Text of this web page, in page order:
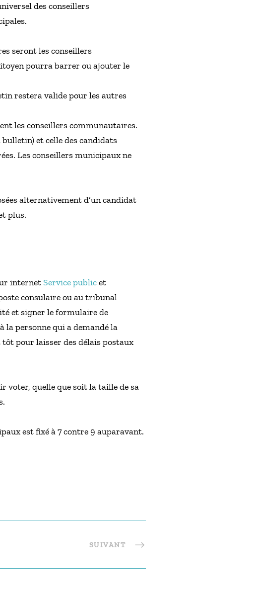
des conseillers
seront les conseillers
pourra barrer ou ajouter le
restera valide pour les autres
les conseillers communautaires.
et celle des candidats
Les conseillers municipaux ne
alternativement d’un candidat
plus.
internet Service publicet
consulaire ou au tribunal
et signer le formulaire de
la personne qui a demandé la
pour laisser des délais postaux
voter, quelle que soit la taille de sa
est fixé à 7 contre 9 auparavant.
SUIVANT